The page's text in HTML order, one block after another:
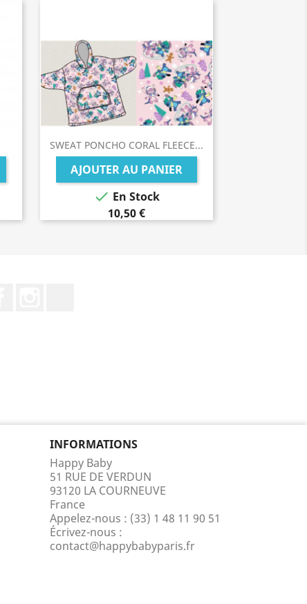
SWEAT PONCHO CORAL FLEECE...
AJOUTER AU PANIER
 En Stock
10,50 €
INFORMATIONS
Happy Baby
51 RUE DE VERDUN
93120 LA COURNEUVE
France
Appelez-nous : (33) 1 48 11 90 51
Écrivez-nous :
contact@happybabyparis.fr